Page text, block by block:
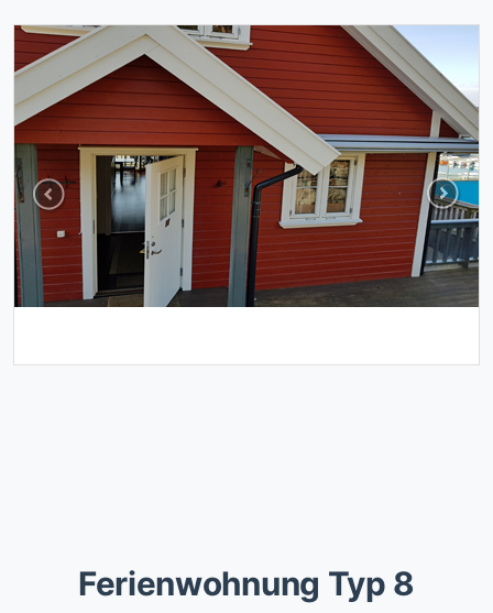
Previous Next
Ferienwohnung Typ 8